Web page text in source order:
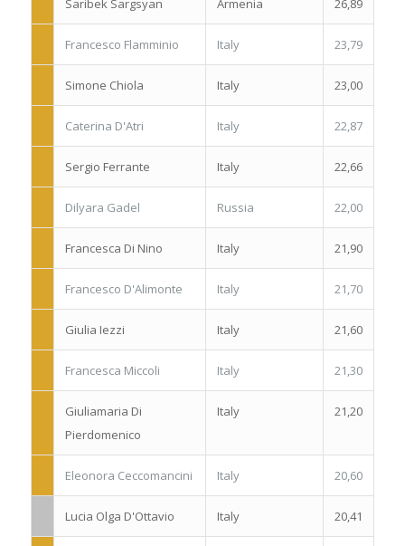
Saribek Sargsyan Armenia 26,89
Francesco Flamminio Italy 23,79
Simone Chiola Italy 23,00
Caterina D'Atri Italy 22,87
Sergio Ferrante Italy 22,66
Dilyara Gadel Russia 22,00
Francesca Di Nino Italy 21,90
Francesco D'Alimonte Italy 21,70
Giulia Iezzi Italy 21,60
Francesca Miccoli Italy 21,30
Giuliamaria Di
Pierdomenico
Italy 21,20
Eleonora Ceccomancini Italy 20,60
Lucia Olga D'Ottavio Italy 20,41